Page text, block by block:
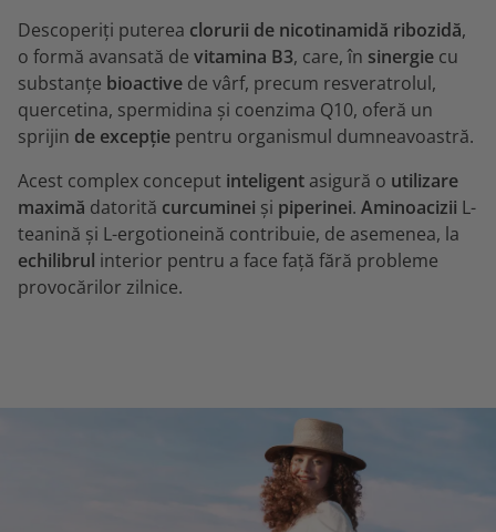
Descoperiți puterea clorurii de nicotinamidă ribozidă,
o formă avansată de vitamina B3, care, în sinergie cu
substanțe bioactive de vârf, precum resveratrolul,
quercetina, spermidina și coenzima Q10, oferă un
sprijin de excepție pentru organismul dumneavoastră.
Acest complex conceput inteligent asigură o utilizare
maximă datorită curcuminei și piperinei. Aminoacizii L-
teanină și L-ergotioneină contribuie, de asemenea, la
echilibrul interior pentru a face față fără probleme
provocărilor zilnice.